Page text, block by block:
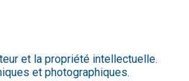
et la propriété intellectuelle.
et photographiques.